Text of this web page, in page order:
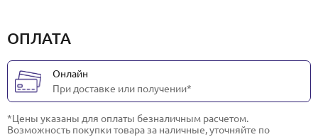
ОПЛАТА
Онлайн
При доставке или получении*
*Цены указаны для оплаты безналичным расчетом.
Возможность покупки товара за наличные, уточняйте по